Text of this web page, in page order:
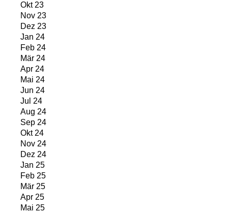
Okt 23
Nov 23
Dez 23
Jan 24
Feb 24
Mär 24
Apr 24
Mai 24
Jun 24
Jul 24
Aug 24
Sep 24
Okt 24
Nov 24
Dez 24
Jan 25
Feb 25
Mär 25
Apr 25
Mai 25